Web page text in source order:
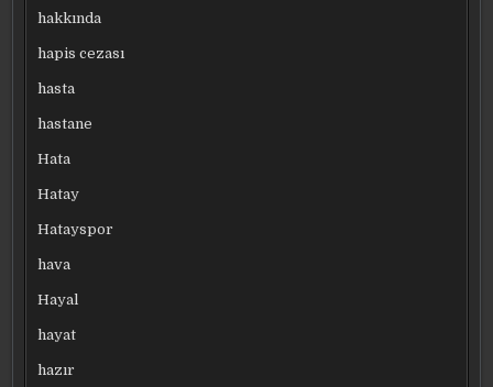
hakkında
hapis cezası
hasta
hastane
Hata
Hatay
Hatayspor
hava
Hayal
hayat
hazır